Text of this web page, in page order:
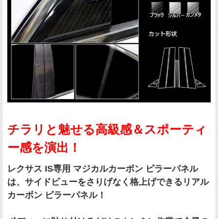
チラリと魅せる高級感＆スポーティ
ー感を演出！
レクサス IS専用 マジカルカーボン ピラーパネル
は、サイドビューをさりげなく格上げできるリアル
カーボン ピラーパネル！